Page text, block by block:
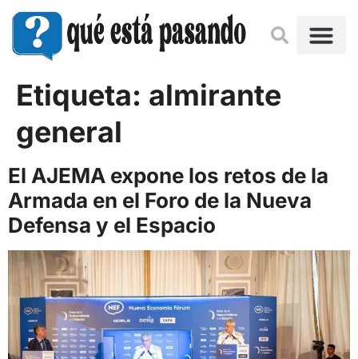
Etiqueta: almirante
general
El AJEMA expone los retos de la
Armada en el Foro de la Nueva
Defensa y el Espacio